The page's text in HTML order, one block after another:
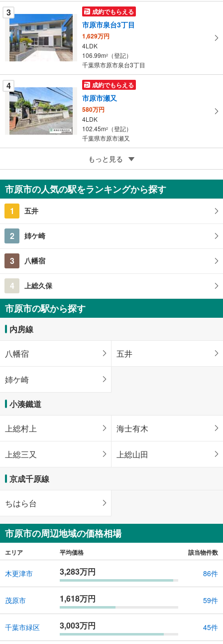
に
保
存
す
る
3 成約でもらえる
市原市泉台3丁目
1,629万円
4LDK
106.99m2
（登記）
千葉県市原市泉台3丁目
4 成約でもらえる
市原市瀬又
580万円
4LDK
102.45m2
（登記）
千葉県市原市瀬又
成約でもらえる
市原市瀬又
1,000万円
6DK
もっと見る
市原市の人気の駅をランキングから探す
1 五井
2 姉ケ崎
3 八幡宿
4 上総久保
市原市の駅から探す
内房線
八幡宿 五井
姉ケ崎
小湊鐵道
上総村上 海士有木
上総三又 上総山田
京成千原線
ちはら台
市原市の周辺地域の価格相場
エリア 平均価格 該当物件数
木更津市 3,283万円 86件
茂原市 1,618万円 59件
千葉市緑区 3,003万円 45件